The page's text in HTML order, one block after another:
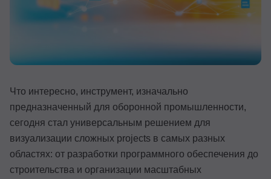
Что интересно, инструмент, изначально
предназначенный для оборонной промышленности,
сегодня стал универсальным решением для
визуализации сложных projects в самых разных
областях: от разработки программного обеспечения до
строительства и организации масштабных
Рейтинг онлайн-школ